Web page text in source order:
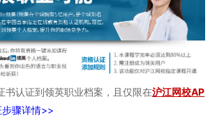
书认证到领英职业档案，且仅限在沪江网校AP
步骤详情>>